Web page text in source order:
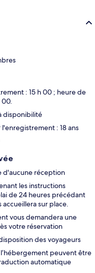
: 15 h 00 ; heure de
00.
disponibilité
: 18 ans
d'aucune réception
les instructions
de 24 heures précédant
sur place.
vous demandera une
votre réservation
des voyageurs
peuvent être
automatique